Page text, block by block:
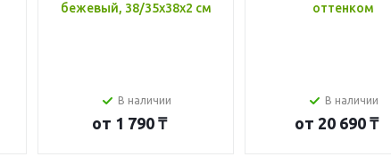
бежевый, 38/35x38x2 см
В наличии
от 1 790 ₸
оттенком
В наличии
от 20 690 ₸